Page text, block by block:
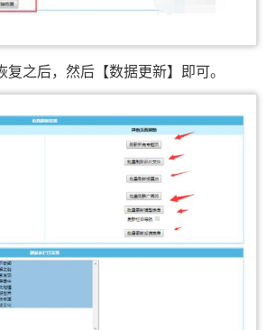
复之后，然后【数据更新】即可。